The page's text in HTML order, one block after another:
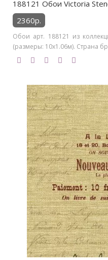
188121 Обои Victoria
2360р.
Обои арт. 188121 из
(размеры: 10х1.06м). Страна